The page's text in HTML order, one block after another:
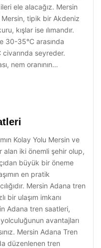
ele alacağız. Mersin
tipik bir Akdeniz
kışlar ise ılımandır.
30-35°C arasında
civarında seyreder.
nem oranının…
Kolay Yolu Mersin ve
alan iki önemli şehir olup,
büyük bir öneme
en pratik
Mersin Adana tren
bir ulaşım imkanı
Adana tren saatleri,
avantajları
Mersin Adana Tren
düzenlenen tren